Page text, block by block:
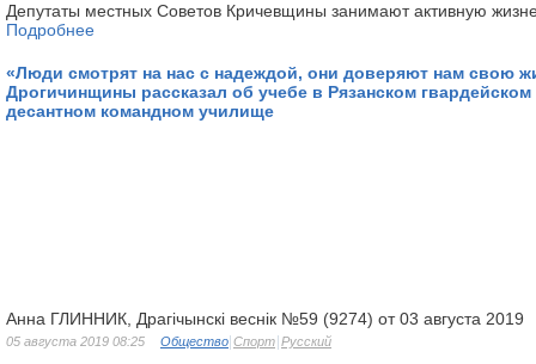
Депутаты местных Советов Кричевщины занимают активную
Подробнее
«Люди смотрят на нас с надеждой, они доверяют нам свою
Дрогичинщины рассказал об учебе в Рязанском
десантном командном училище
Анна ГЛИННИК, Драгічынскі веснік №59 (9274) от 03 августа 2019
05 августа 2019 08:25 Общество Спорт Русский